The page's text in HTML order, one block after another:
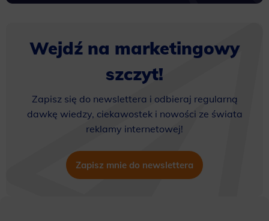
Wejdź na marketingowy
szczyt!
Zapisz się do newslettera i odbieraj regularną
dawkę wiedzy, ciekawostek i nowości ze świata
reklamy internetowej!
Zapisz mnie do newslettera